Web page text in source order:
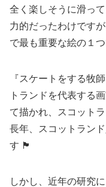
全く楽しそうに滑っ
力的だったわけです
で最も重要な絵の１
『スケートをする牧
トランドを代表する
て描かれ、スコット
長年、スコットラン
す 🏴󠁧󠁢󠁳󠁣󠁴󠁿
しかし、近年の研究